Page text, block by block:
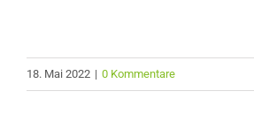
18. Mai 2022 | 0 Kommentare